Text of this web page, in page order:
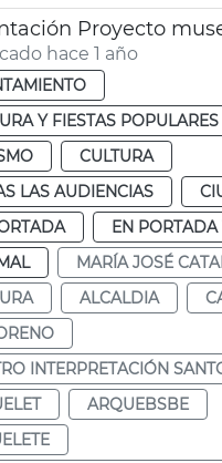
hace 1 año
Y FIESTAS POPULARES
CULTURA
LAS AUDIENCIAS
EN PORTADA
MARÍA JOSÉ
ALCALDIA
INTERPRETACIÓN
ARQUEBSBE